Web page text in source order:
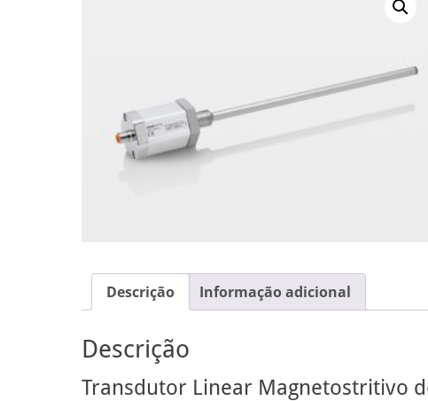
Descrição Informação adicional
Descrição
Transdutor Linear Magnetostritivo